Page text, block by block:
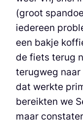
(groot
iedereen
een bakje
de fiets terug
terugweg naar
dat werkte
bereikten we
maar